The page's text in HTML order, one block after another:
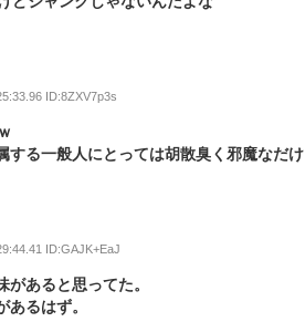
ID:8ZXV7p3s
する一般人にとっては胡散臭く邪魔なだけ
ID:GAJK+EaJ
があると思ってた。
あるはず。